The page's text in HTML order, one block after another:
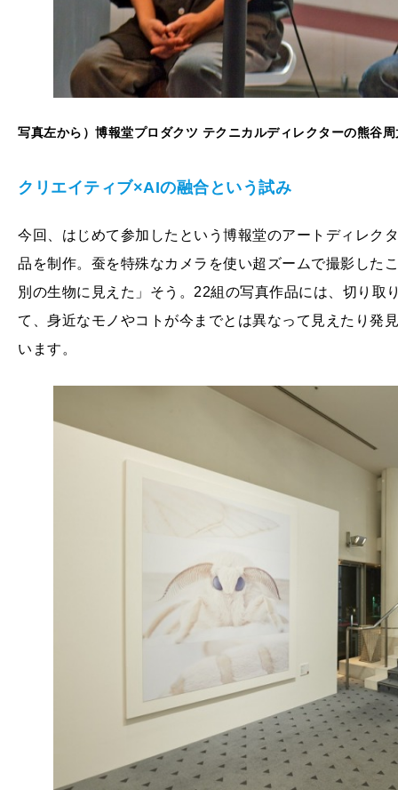
写真左から）博報堂プロダクツ テクニカルディレクターの熊谷
クリエイティブ×AIの融合という試み
今回、はじめて参加したという博報堂のアートディレク
品を制作。蚕を特殊なカメラを使い超ズームで撮影した
別の生物に見えた」そう。22組の写真作品には、切り取
て、身近なモノやコトが今までとは異なって見えたり発
います。